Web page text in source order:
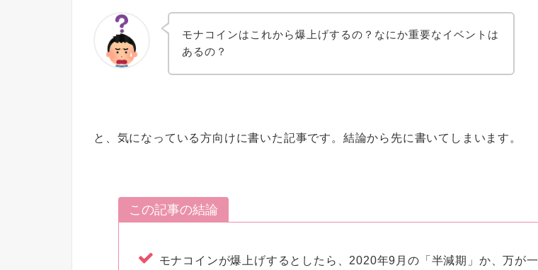
モナコインはこれから爆上げするの？なにか重要なイベントは
あるの？
と、気になっている方向けに書いた記事です。結論から先に書いてしまいます。
この記事の結論
モナコインが爆上げするとしたら、2020年9月の「半減期」か、万が一